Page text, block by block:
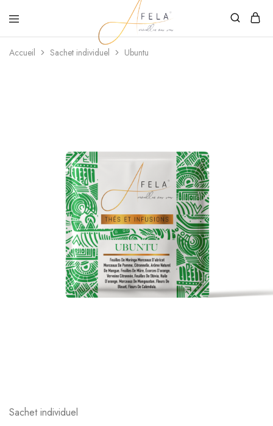
Afela
Réveillez
vos
Accueil Sachet individuel Ubuntu
Sachet individuel